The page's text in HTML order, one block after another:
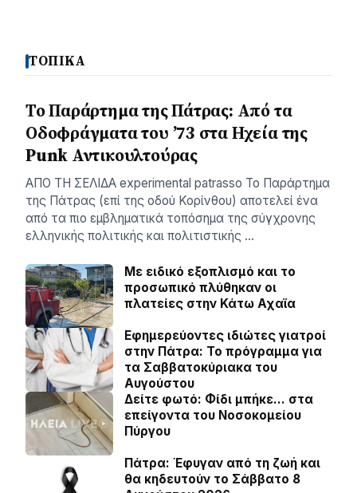
ΤΟΠΙΚΑ
Το Παράρτημα της Πάτρας: Από τα
Οδοφράγματα του ’73 στα Ηχεία της
Punk Αντικουλτούρας
ΑΠΟ ΤΗ ΣΕΛΙΔΑ experimental patrasso Το Παράρτημα
της Πάτρας (επί της οδού Κορίνθου) αποτελεί ένα
από τα πιο εμβληματικά τοπόσημα της σύγχρονης
ελληνικής πολιτικής και πολιτιστικής …
Με ειδικό εξοπλισμό και το
προσωπικό πλύθηκαν οι
πλατείες στην Κάτω Αχαϊα
Εφημερεύοντες ιδιώτες γιατροί
στην Πάτρα: Το πρόγραμμα για
τα Σαββατοκύριακα του
Αυγούστου
Δείτε φωτό: Φίδι μπήκε… στα
επείγοντα του Νοσοκομείου
Πύργου
Πάτρα: Έφυγαν από τη ζωή και
θα κηδευτούν το Σάββατο 8